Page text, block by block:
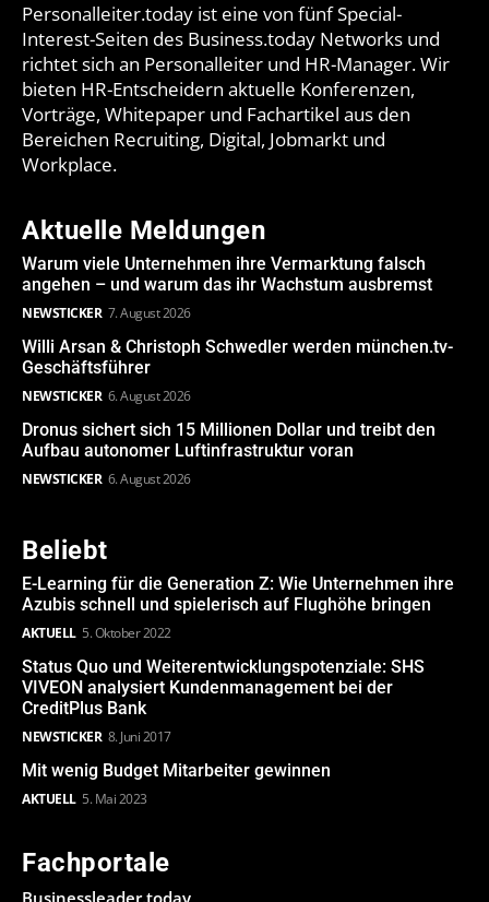
Personalleiter.today ist eine von fünf Special-
Interest-Seiten des Business.today Networks und
richtet sich an Personalleiter und HR-Manager. Wir
bieten HR-Entscheidern aktuelle Konferenzen,
Vorträge, Whitepaper und Fachartikel aus den
Bereichen Recruiting, Digital, Jobmarkt und
Workplace.
Aktuelle Meldungen
Warum viele Unternehmen ihre Vermarktung falsch
angehen – und warum das ihr Wachstum ausbremst
NEWSTICKER 7. August 2026
Willi Arsan & Christoph Schwedler werden münchen.tv-
Geschäftsführer
NEWSTICKER 6. August 2026
Dronus sichert sich 15 Millionen Dollar und treibt den
Aufbau autonomer Luftinfrastruktur voran
NEWSTICKER 6. August 2026
Beliebt
E-Learning für die Generation Z: Wie Unternehmen ihre
Azubis schnell und spielerisch auf Flughöhe bringen
AKTUELL 5. Oktober 2022
Status Quo und Weiterentwicklungspotenziale: SHS
VIVEON analysiert Kundenmanagement bei der
CreditPlus Bank
NEWSTICKER 8. Juni 2017
Mit wenig Budget Mitarbeiter gewinnen
AKTUELL 5. Mai 2023
Fachportale